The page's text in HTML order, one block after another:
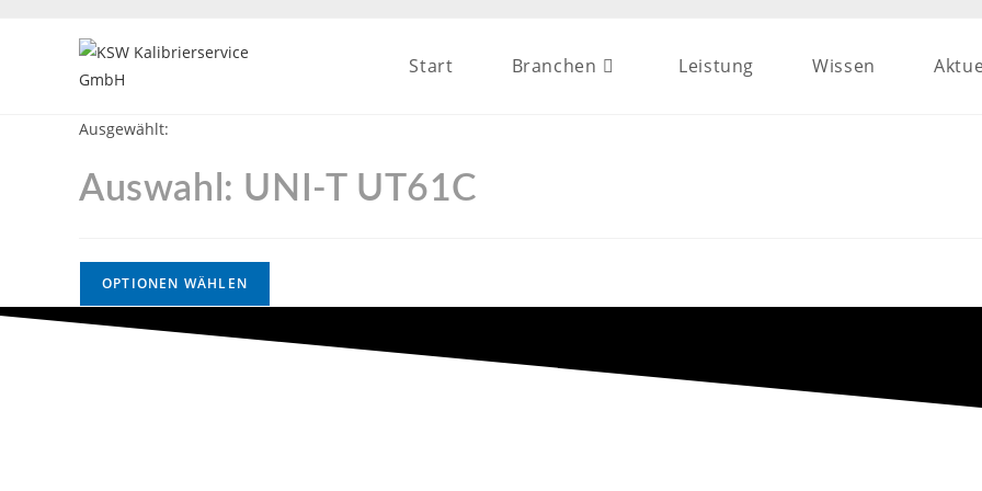
Start Branchen Leistung Wissen
Ausgewählt:
Auswahl: UNI-T UT61C
OPTIONEN WÄHLEN